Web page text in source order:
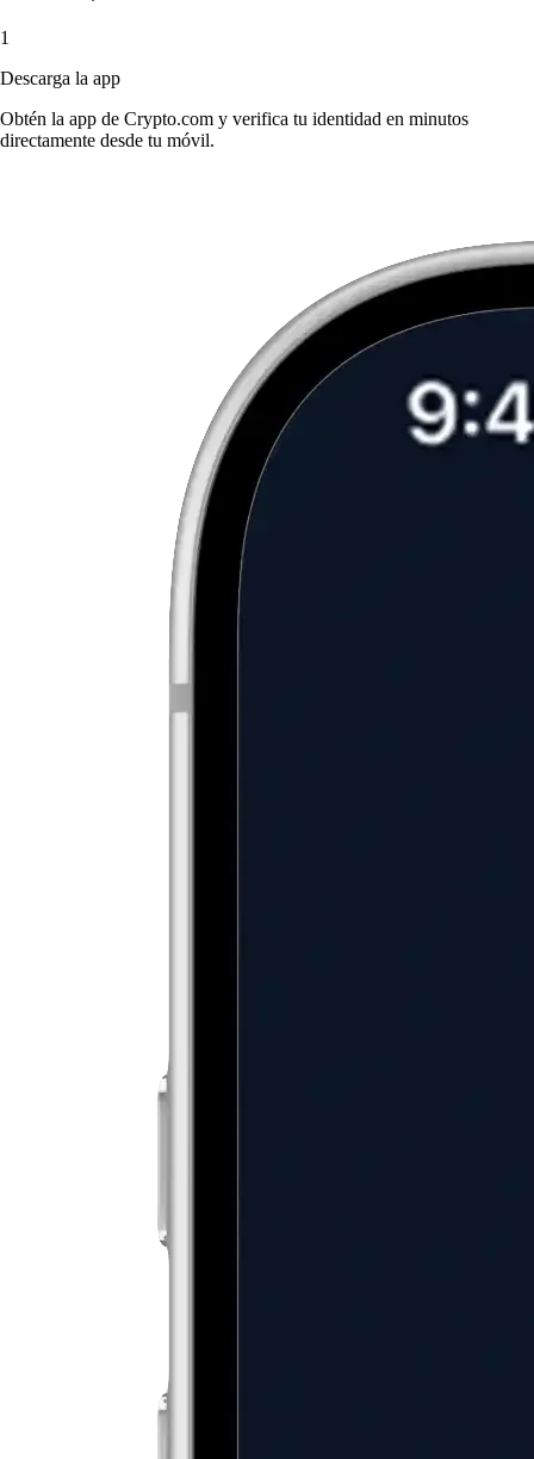
1
Descarga la app
Obtén la app de Crypto.com y verifica tu identidad en minutos
directamente desde tu móvil.